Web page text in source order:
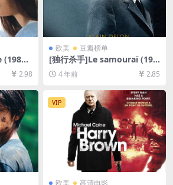
(1981)
源1080
原
2.98
欧美 豆瓣榜单
[独行杀手]Le samouraï (196
7)[百度网盘+迅雷云盘资源10
80P超清未删减][MP4/6.8GB]
[中文字幕]
4 年前 2.85
VIP
欧美 高清电影